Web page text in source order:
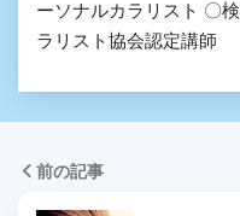
ーソナルカラリスト 〇
ラリスト協会認定講師
前の記事